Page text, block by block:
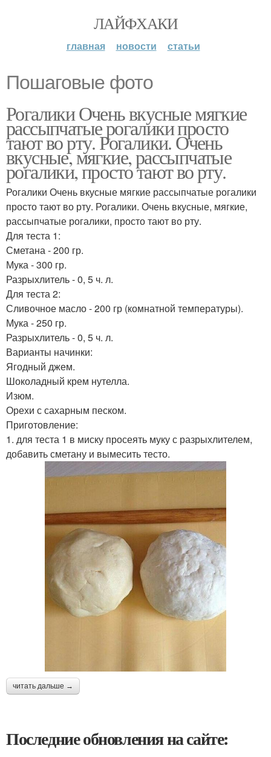
ЛАЙФХАКИ
главная новости статьи
Пошаговые фото
Рогалики Очень вкусные мягкие
рассыпчатые рогалики просто
тают во рту. Рогалики. Очень
вкусные, мягкие, рассыпчатые
рогалики, просто тают во рту.
Рогалики Очень вкусные мягкие рассыпчатые рогалики
просто тают во рту. Рогалики. Очень вкусные, мягкие,
рассыпчатые рогалики, просто тают во рту.
Для теста 1:
Сметана - 200 гр.
Мука - 300 гр.
Разрыхлитель - 0, 5 ч. л.
Для теста 2:
Сливочное масло - 200 гр (комнатной температуры).
Мука - 250 гр.
Разрыхлитель - 0, 5 ч. л.
Варианты начинки:
Ягодный джем.
Шоколадный крем нутелла.
Изюм.
Орехи с сахарным песком.
Приготовление:
1. для теста 1 в миску просеять муку с разрыхлителем,
добавить сметану и вымесить тесто.
читать дальше →
Последние обновления на сайте: